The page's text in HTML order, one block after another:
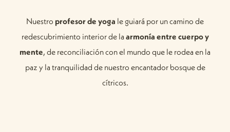
Nuestro profesor de yoga le guiará por un camino de
redescubrimiento interior de la armonía entre cuerpo y
mente, de reconciliación con el mundo que le rodea en la
paz y la tranquilidad de nuestro encantador bosque de
cítricos.